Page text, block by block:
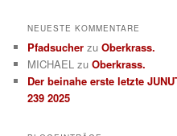
NEUESTE KOMMENTARE
Pfadsucher zuOberkrass.
MICHAEL zuOberkrass.
Der beinahe erste letzte
239 2025